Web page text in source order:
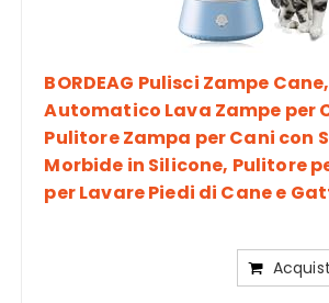
BORDEAG Pulisci Zampe Cane,
Automatico Lava Zampe per
Pulitore Zampa per Cani con
Morbide in Silicone, Pulitore
per Lavare Piedi di Cane e